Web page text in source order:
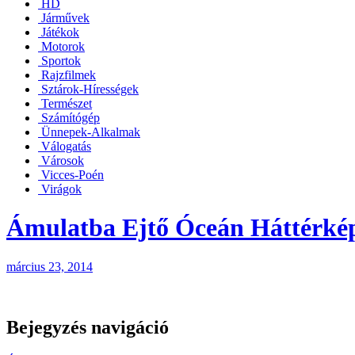
HD
Járművek
Játékok
Motorok
Sportok
Rajzfilmek
Sztárok-Hírességek
Természet
Számítógép
Ünnepek-Alkalmak
Válogatás
Városok
Vicces-Poén
Virágok
Ámulatba Ejtő Óceán
március 23, 2014
Bejegyzés navigáció